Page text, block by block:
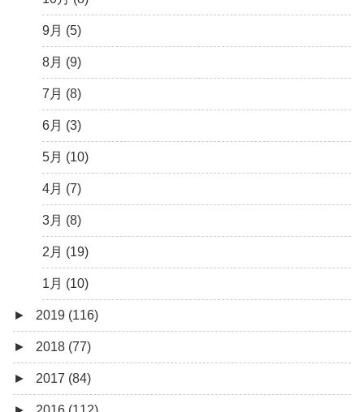
3月 (15)
2月 (6)
1月 (10)
6月 (8)
5月 (13)
4月 (12)
3月 (13)
2月 (14)
1月 (7)
7月 (4)
6月 (6)
5月 (5)
4月 (10)
3月 (5)
2月 (11)
1月 (10)
9月 (5)
8月 (9)
7月 (8)
6月 (3)
5月 (10)
4月 (7)
3月 (8)
2月 (19)
1月 (10)
► 2019 (116)
12月 (9)
11月 (11)
► 2018 (77)
12月 (6)
► 2017 (84)